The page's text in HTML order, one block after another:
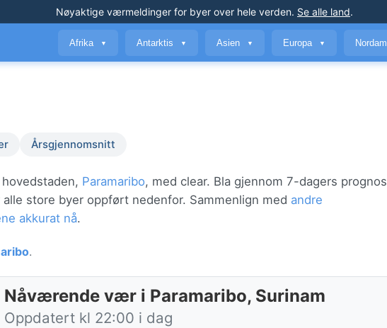
Nøyaktige værmeldinger for byer over hele verden. Se alle land.
Afrika ▼ Antarktis ▼ Asien ▼ Europa ▼
Årsgjennomsnitt
Paramaribo, med clear. Bla gjennom 7-dagers
store byer oppført nedenfor. Sammenlign med andre
akkurat nå.
.
Nåværende vær i Paramaribo, Surinam
Oppdatert kl 22:00 i dag